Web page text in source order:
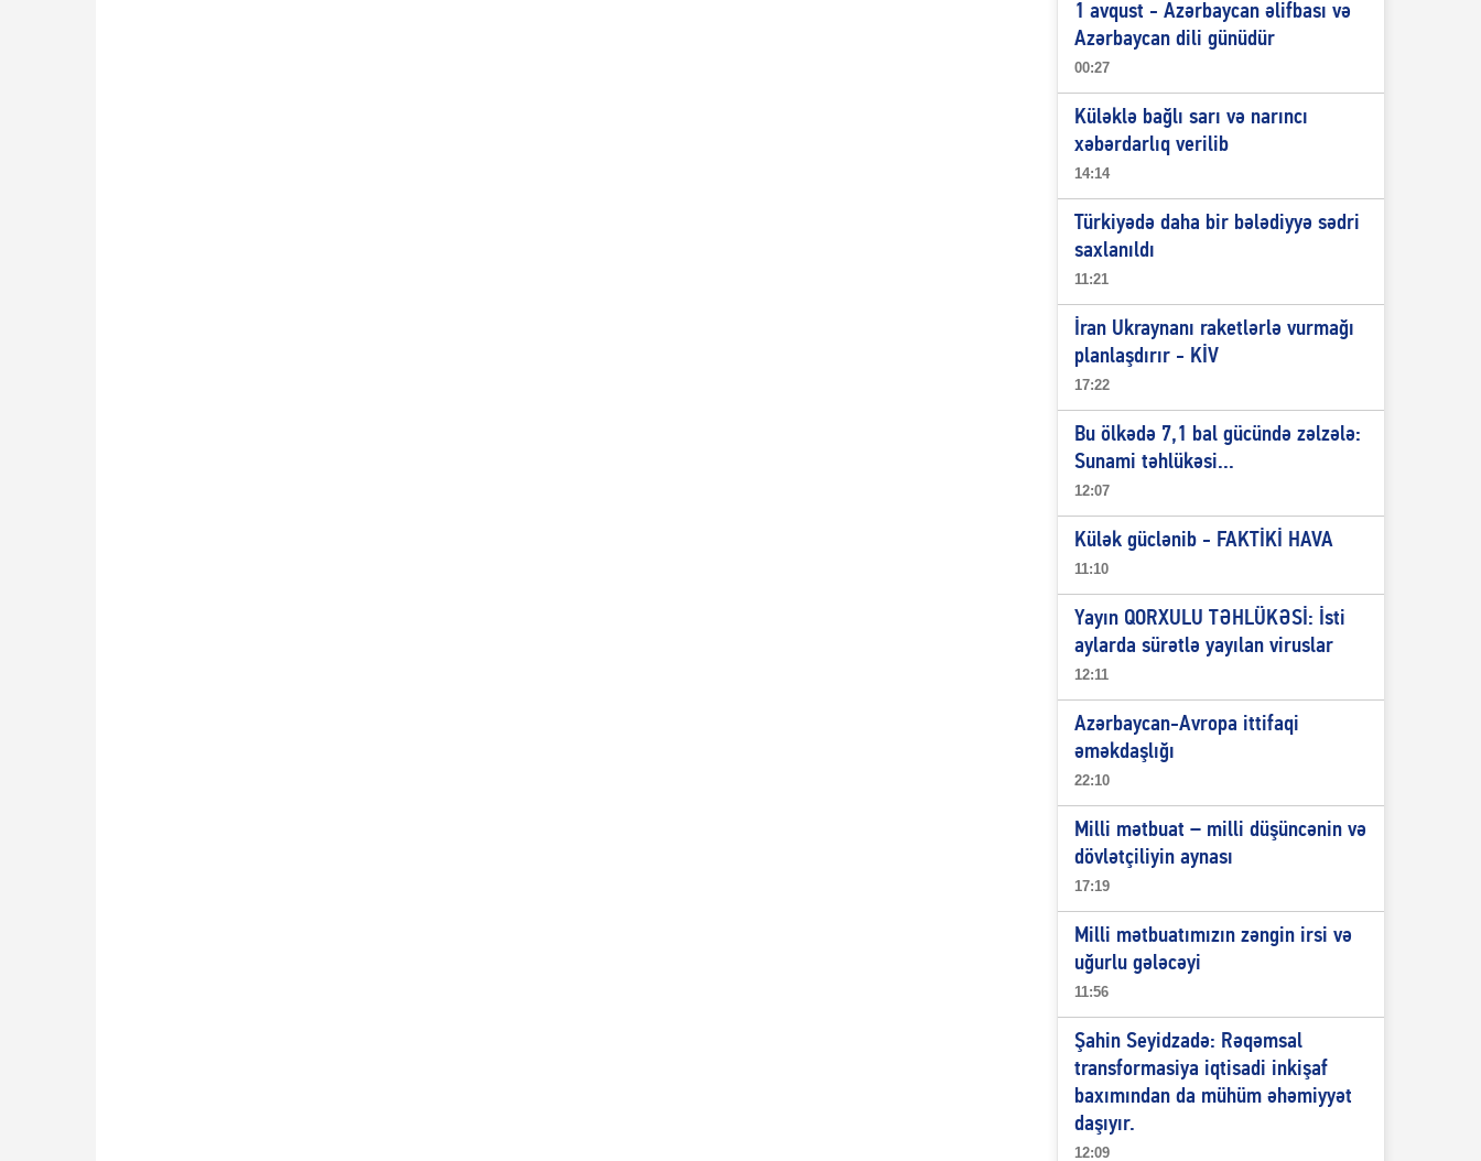
1 avqust - Azərbaycan əlifbası və
Azərbaycan dili günüdür
00:27
Küləklə bağlı sarı və narıncı
xəbərdarlıq verilib
14:14
Türkiyədə daha bir bələdiyyə sədri
saxlanıldı
11:21
İran Ukraynanı raketlərlə vurmağı
planlaşdırır - KİV
17:22
Bu ölkədə 7,1 bal gücündə zəlzələ:
Sunami təhlükəsi...
12:07
Külək güclənib - FAKTİKİ HAVA
11:10
Yayın QORXULU TƏHLÜKƏSİ: İsti
aylarda sürətlə yayılan viruslar
12:11
Azərbaycan-Avropa ittifaqi
əməkdaşlığı
22:10
Milli mətbuat – milli düşüncənin və
dövlətçiliyin aynası
17:19
Milli mətbuatımızın zəngin irsi və
uğurlu gələcəyi
11:56
Şahin Seyidzadə: Rəqəmsal
transformasiya iqtisadi inkişaf
baxımından da mühüm əhəmiyyət
daşıyır.
12:09